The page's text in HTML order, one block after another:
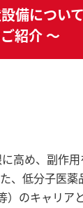
備について
紹介 ～
高め、副作
、低分子医
のキャリア